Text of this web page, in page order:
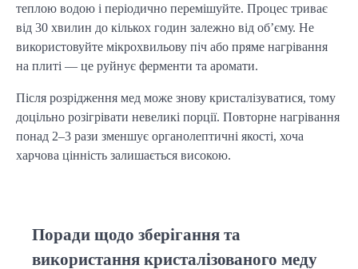
теплою водою і періодично перемішуйте. Процес триває
від 30 хвилин до кількох годин залежно від об’єму. Не
використовуйте мікрохвильову піч або пряме нагрівання
на плиті — це руйнує ферменти та аромати.
Після розрідження мед може знову кристалізуватися, тому
доцільно розігрівати невеликі порції. Повторне нагрівання
понад 2–3 рази зменшує органолептичні якості, хоча
харчова цінність залишається високою.
Поради щодо зберігання та
використання кристалізованого меду